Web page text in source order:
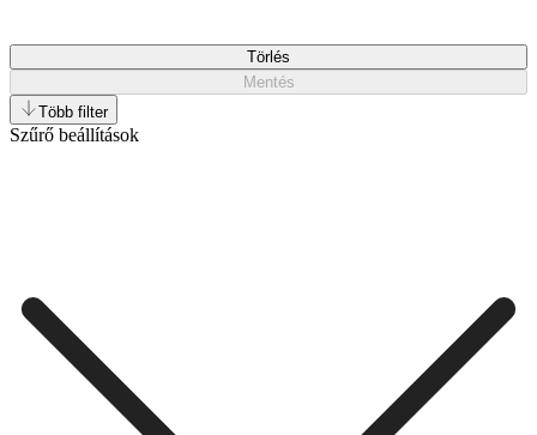
Törlés
Mentés
Több filter
Szűrő beállítások